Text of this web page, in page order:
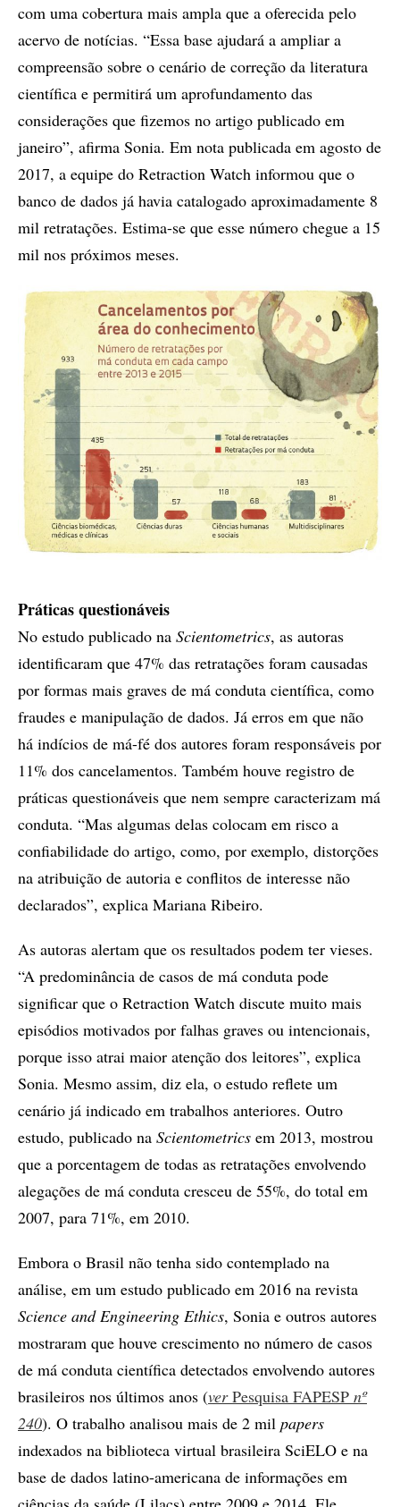
com uma cobertura mais ampla que a oferecida pelo
acervo de notícias. “Essa base ajudará a ampliar a
compreensão sobre o cenário de correção da literatura
científica e permitirá um aprofundamento das
considerações que fizemos no artigo publicado em
janeiro”, afirma Sonia. Em nota publicada em agosto de
2017, a equipe do Retraction Watch informou que o
banco de dados já havia catalogado aproximadamente 8
mil retratações. Estima-se que esse número chegue a 15
mil nos próximos meses.
Práticas questionáveis
No estudo publicado na Scientometrics, as autoras
identificaram que 47% das retratações foram causadas
por formas mais graves de má conduta científica, como
fraudes e manipulação de dados. Já erros em que não
há indícios de má-fé dos autores foram responsáveis por
11% dos cancelamentos. Também houve registro de
práticas questionáveis que nem sempre caracterizam má
conduta. “Mas algumas delas colocam em risco a
confiabilidade do artigo, como, por exemplo, distorções
na atribuição de autoria e conflitos de interesse não
declarados”, explica Mariana Ribeiro.
As autoras alertam que os resultados podem ter vieses.
“A predominância de casos de má conduta pode
significar que o Retraction Watch discute muito mais
episódios motivados por falhas graves ou intencionais,
porque isso atrai maior atenção dos leitores”, explica
Sonia. Mesmo assim, diz ela, o estudo reflete um
cenário já indicado em trabalhos anteriores. Outro
estudo, publicado na Scientometrics em 2013, mostrou
que a porcentagem de todas as retratações envolvendo
alegações de má conduta cresceu de 55%, do total em
2007, para 71%, em 2010.
Embora o Brasil não tenha sido contemplado na
análise, em um estudo publicado em 2016 na revista
Science and Engineering Ethics, Sonia e outros autores
mostraram que houve crescimento no número de casos
de má conduta científica detectados envolvendo autores
brasileiros nos últimos anos (verPesquisa FAPESP nº
240). O trabalho analisou mais de 2 mil papers
indexados na biblioteca virtual brasileira SciELO e na
base de dados latino-americana de informações em